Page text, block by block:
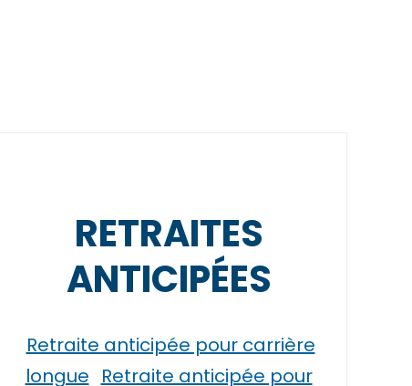
RETRAITES
ANTICIPÉES
Retraite anticipée pour carrière
longue Retraite anticipée pour